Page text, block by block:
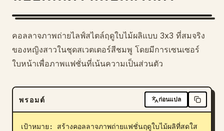
ทักษะ
พรอมต์
ดาวน์โหลด
คอลลาจภาพถ่ายไลฟ์สไตล์ฤดูใบไม้ผลิแบบ 3x3 ที่สมจริง
ของหญิงสาวในชุดสเวตเตอร์สีชมพู โดยมีการเซนเซอร์
ใบหน้าเพื่อภาพแฟชั่นที่เน้นความเป็นส่วนตัว
พรอมต์ ก่อนแปล
เป้าหมาย: สร้างคอลลาจภาพถ่ายแฟชั่นฤดูใบไม้ผลิที่สดใส